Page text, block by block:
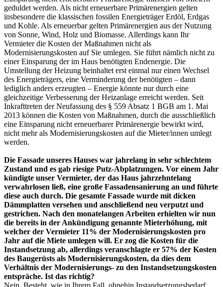
geduldet werden. Als nicht erneuerbare Primärenergien gelten
insbesondere die klassischen fossilen Energieträger Erdöl, Erdgas
und Kohle. Als erneuerbar gelten Primärenergien aus der Nutzung
von Sonne, Wind, Holz und Biomasse. Allerdings kann Ihr
Vermieter die Kosten der Maßnahmen nicht als
Modernisierungskosten auf Sie umlegen. Sie führt nämlich nicht zu
einer Einsparung der im Haus benötigten Endenergie. Die
Umstellung der Heizung beinhaltet erst einmal nur einen Wechsel
des Energieträgers, eine Verminderung der benötigten – dann
lediglich anders erzeugten – Energie könnte nur durch eine
gleichzeitige Verbesserung der Heizanlage erreicht werden. Seit
Inkrafttreten der Neufassung des § 559 Absatz 1 BGB am 1. Mai
2013 können die Kosten von Maßnahmen, durch die ausschließlich
eine Einsparung nicht erneuerbarer Primärenergie bewirkt wird,
nicht mehr als Modernisierungskosten auf die Mieter/innen umlegt
werden.
Die Fassade unseres Hauses war jahrelang in sehr schlechtem
Zustand und es gab riesige Putz-Abplatzungen. Vor einem Jahr
kündigte unser Vermieter, der das Haus jahrzehntelang
verwahrlosen ließ, eine große Fassadensanierung an und führte
diese auch durch. Die gesamte Fassade wurde mit dicken
Dämmplatten versehen und anschließend neu verputzt und
gestrichen. Nach den monatelangen Arbeiten erhielten wir nun
die bereits in der Ankündigung genannte Mieterhöhung, mit
welcher der Vermieter 11% der Modernisierungskosten pro
Jahr auf die Miete umlegen will. Er zog die Kosten für die
Instandsetzung ab, allerdings veranschlagte er 57% der Kosten
des Baugerüsts als Modernisierungskosten, da dies dem
Verhältnis der Modernisierungs- zu den Instandsetzungskosten
entspräche. Ist das richtig?
Nein. Besteht, wie in Ihrem Fall, ohnehin Instandsetzungsbedarf